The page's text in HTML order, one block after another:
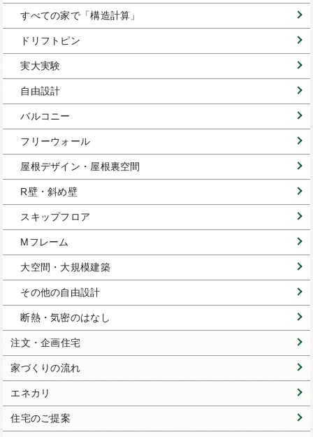
すべての家で「構造計算」
ドリフトピン
実大実験
自由設計
バルコニー
フリーウォール
屋根デザイン・屋根裏空間
R壁・斜め壁
スキップフロア
Mフレーム
大空間・大規模建築
その他の自由設計
断熱・気密のはなし
注文・企画住宅
家づくりの流れ
エネカリ
住宅のご提案